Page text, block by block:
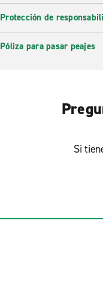
Protección de
Póliza para pasar peajes
Si